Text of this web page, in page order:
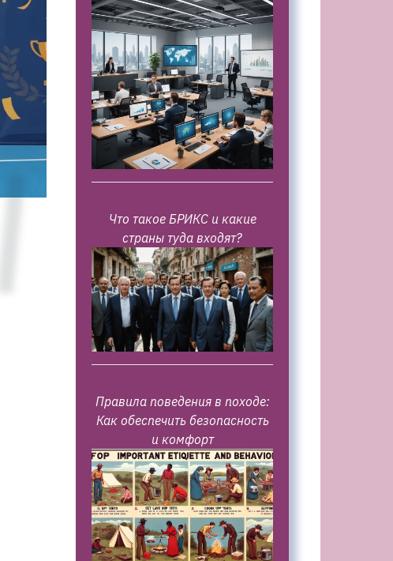
Что такое БРИКС и какие
страны туда входят?
Правила поведения в походе:
Как обеспечить безопасность
и комфорт